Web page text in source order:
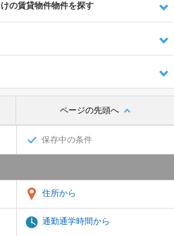
の賃貸物件物件を探す
ページの先頭へ
保存中の条件
住所から
通勤通学時間から